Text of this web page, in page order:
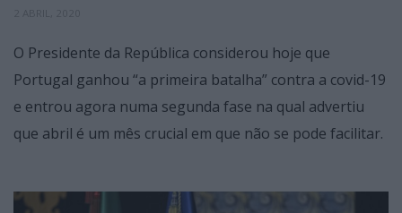
O Presidente da República considerou hoje que
Portugal ganhou “a primeira batalha” contra a covid-19
e entrou agora numa segunda fase na qual advertiu
que abril é um mês crucial em que não se pode facilitar.